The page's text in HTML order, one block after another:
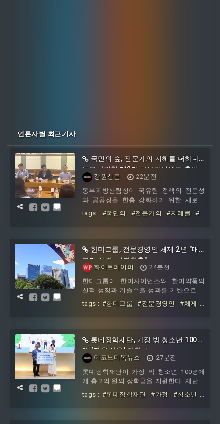
언론사별 최근기사
국민의 숲, 전문가의 지혜를 더하다…
동부산림청 제2기 국유림위원회 출범
강원신문
22분전
동부지방산림청이 국유림 정책의 전문성
과 공공성을 한층 강화하기 위한 새로운
협력 체계를 마련했다. 다양한 분야의 전
문가들이 참여하는 제2기 국유림위원회를
동부지방산림청은 최근 '제2기 국유림위
원회' 위촉식을 개최하고 본격적인 운영에
들어갔다고 밝혔다. 새롭게 구성된 위원회
는 산림경영과 산림보호를 비롯해 임업,
법률, 환경 등 각 분야의 학계와 민간 전문
가들로 구성됐다. 위원들은 앞으로 2년 동
안 국유림의 효율적인 경영과 관리, 공익
tags : #국민의 #전문가의 #지혜를
#
한미그룹, 전문경영인 체제 2년 "매
분기 성장, 성과창출"
화이트페이퍼
24분전
한미그룹이 한미사이언스와 한미약품의
실적 성장과 기술수출 성과를 기반으로 전
문경영인 체제가 안착하고 있다고 평가했
다. 지주회사와 핵심 사업회사 간 협업을
한미그룹에 따르면 지주회사 한미사이언
스는 김재교 대표 취임 이후 사업 영역을
넓히며 작년 매출 1조3500억 원을 넘어섰
다. 올해 상반기 매출 7216억 원, 영업이익
927억 원을 기록하며 성장세를 이어갔다.
지주회사 역할을 단순 관리에서 사업 중심
으로 확대해 의료기
tags : #한미그룹 #전문경영인
#체제
롯데장학재단, 가정 밖 청소년 100명
에 ‘자율 사용’ 장학금
이코노미톡뉴스
27분전
롯데장학재단이 가정 밖 청소년 100명에
게 총 2억 원의 장학금을 지원한다. 재단은
서울 중구 페럼타워 페럼홀에서 ‘2026년
장
tags : #롯데장학재단 #가정
#청소년